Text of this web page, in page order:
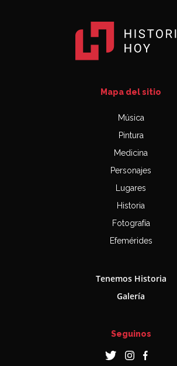
Mapa del sitio
Música
Pintura
Medicina
Personajes
Lugares
Historia
Fotografía
Efemérides
Tenemos Historia
Galería
Seguinos